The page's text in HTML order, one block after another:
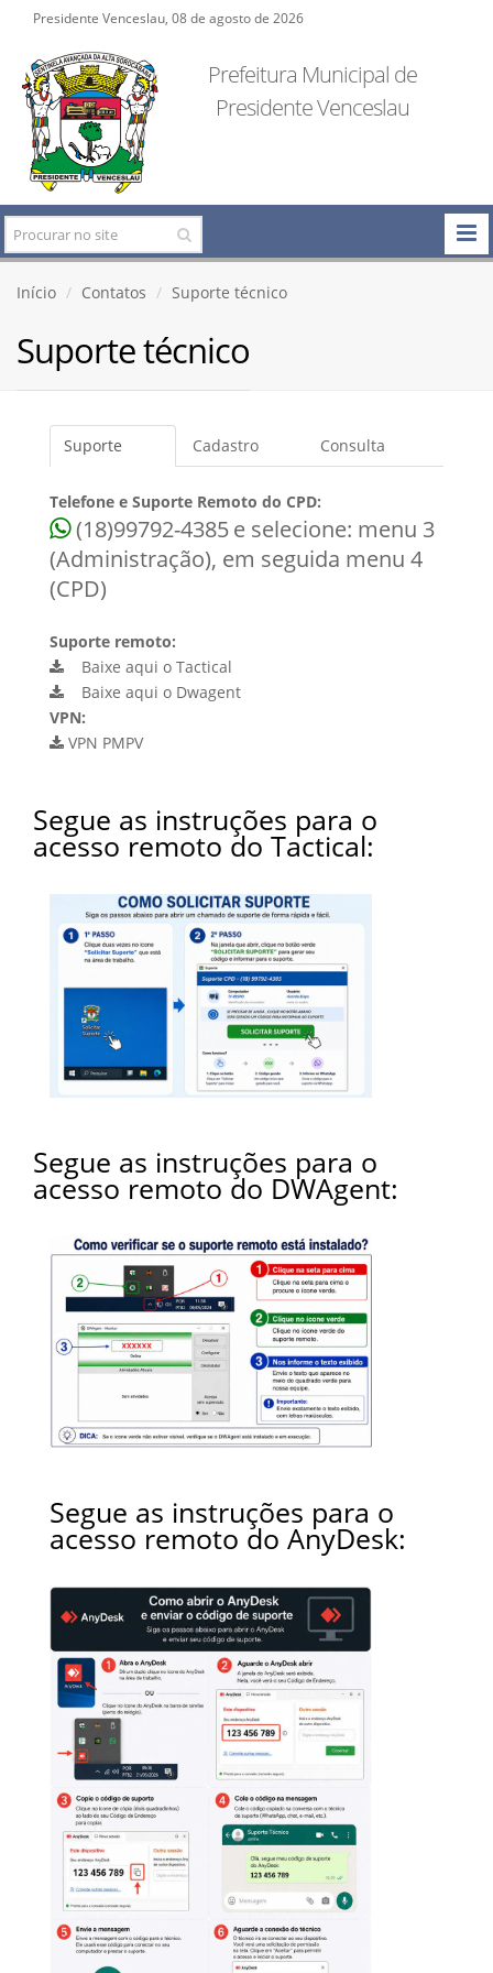
Presidente Venceslau, 08 de agosto de 2026
Prefeitura Municipal de
Presidente Venceslau
Início Contatos Suporte técnico
Suporte técnico
Suporte Cadastro Consulta
Telefone e Suporte Remoto do CPD:
(18)99792-4385e selecione: menu 3
(Administração), em seguida menu 4
(CPD)
Suporte remoto:
Baixe aqui o Tactical
Baixe aqui o Dwagent
VPN:
VPN PMPV
Segue as instruções para o
acesso remoto do Tactical:
Segue as instruções para o
acesso remoto do DWAgent:
Segue as instruções para o
acesso remoto do AnyDesk: